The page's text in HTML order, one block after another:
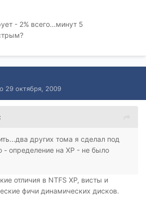
- 2% всего...минут 5
29 октября, 2009
других тома я сделал под
- определение на ХР - не было
отличия в NTFS XP, висты и
фичи динамических дисков.